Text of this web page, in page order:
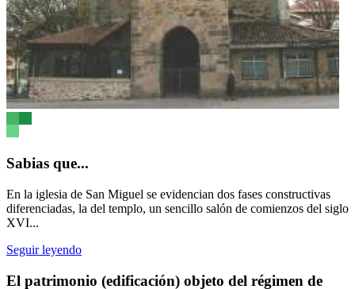
Sabias que...
En la iglesia de San Miguel se evidencian dos fases constructivas
diferenciadas, la del templo, un sencillo salón de comienzos del siglo
XVI...
Seguir leyendo
El patrimonio (edificación) objeto del régimen de